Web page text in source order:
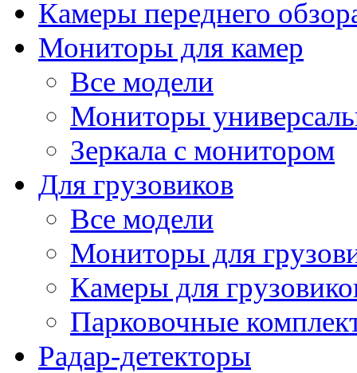
Камеры переднего
Мониторы для камер
Все модели
Мониторы
Зеркала с монитором
Для грузовиков
Все модели
Мониторы для
Камеры для
Парковочные
Радар-детекторы